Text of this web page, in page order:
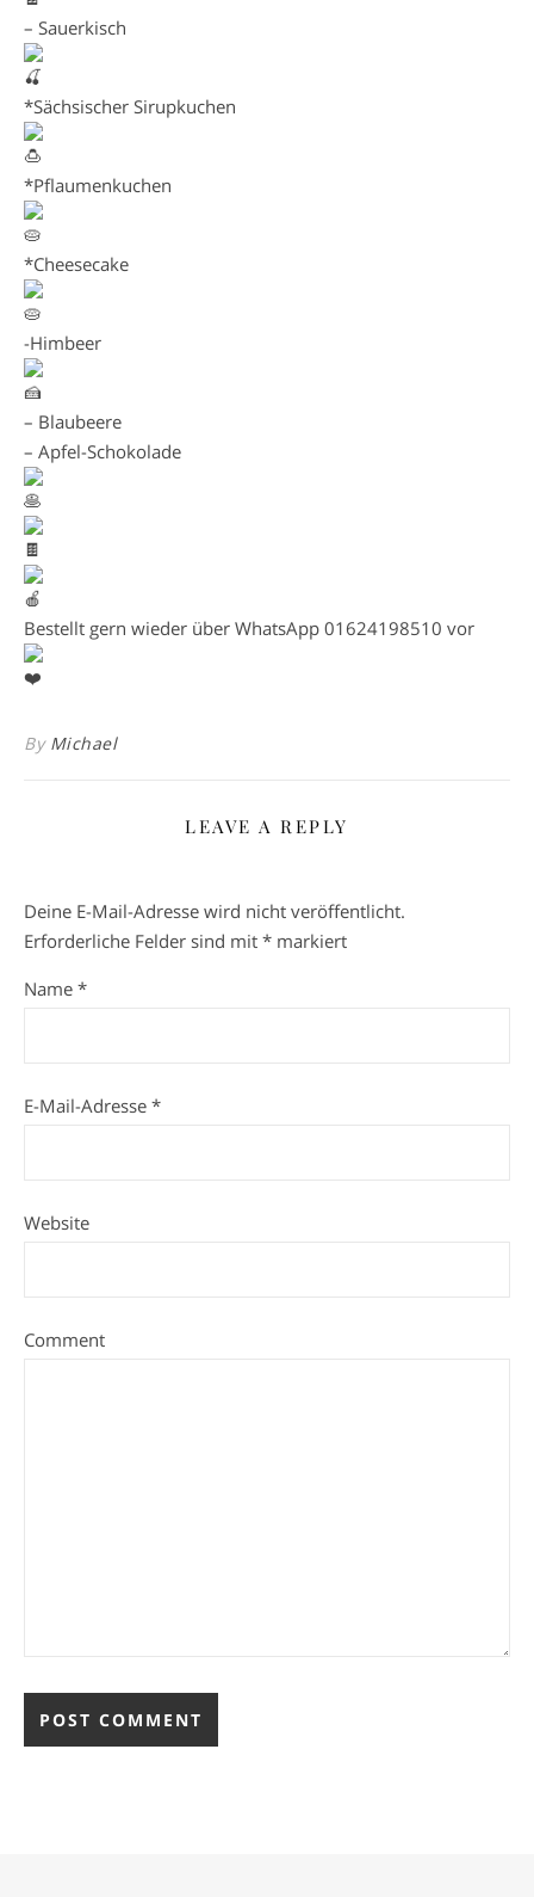
– Sauerkisch
*Sächsischer Sirupkuchen
*Pflaumenkuchen
*Cheesecake
-Himbeer
– Blaubeere
– Apfel-Schokolade
Bestellt gern wieder über WhatsApp 01624198510 vor
By Michael
LEAVE A REPLY
Deine E-Mail-Adresse wird nicht veröffentlicht.
Erforderliche Felder sind mit * markiert
Name *
E-Mail-Adresse *
Website
Comment